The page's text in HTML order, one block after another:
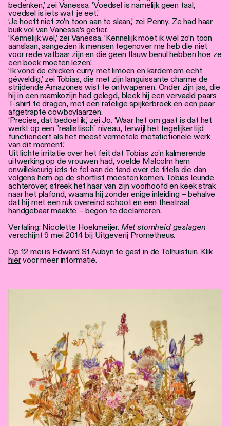
bedenken,’ zei Vanessa. ‘Voedsel is namelijk geen taal,
voedsel is iets wat je eet.’
‘Je hoeft niet zo’n toon aan te slaan,’ zei Penny. Ze had haar
buik vol van Vanessa’s getier.
‘Kennelijk wel,’ zei Vanessa. ‘Kennelijk moet ik wel zo’n toon
aanslaan, aangezien ik mensen tegenover me heb die niet
voor rede vatbaar zijn en die geen flauw benul hebben hoe ze
een boek moeten lezen.’
‘Ik vond de chicken curry met limoen en kardemom echt
géweldig,’ zei Tobias, die met zijn languissante charme de
strijdende Amazones wist te ontwapenen. Onder zijn jas, die
hij in een raamkozijn had gelegd, bleek hij een vervaald paars
T-shirt te dragen, met een rafelige spijkerbroek en een paar
afgetrapte cowboylaarzen.
‘Precies, dat bedoel ik,’ zei Jo. ‘Waar het om gaat is dat het
werkt op een "realistisch" niveau, terwijl het tegelijkertijd
functioneert als het meest vermetele metafictionele werk
van dit moment.’
Uit lichte irritatie over het feit dat Tobias zo’n kalmerende
uitwerking op de vrouwen had, voelde Malcolm hem
onwillekeurig iets te fel aan de tand over de titels die dan
volgens hem op de shortlist moesten komen. Tobias leunde
achterover, streek het haar van zijn voorhoofd en keek strak
naar het plafond, waarna hij zonder enige inleiding – behalve
dat hij met een ruk overeind schoot en een theatraal
handgebaar maakte – begon te declameren.
Vertaling: Nicolette Hoekmeijer. Met stomheid geslagen
verschijnt 9 mei 2014 bij Uitgeverij Prometheus.
Op 12 mei is Edward St Aubyn te gast in de Tolhuistuin. Klik
hiervoor meer informatie.